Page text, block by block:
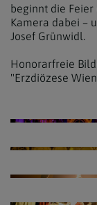
beginnt die
Kamera dabei –
Josef Grünwidl.
Honorarfreie
"Erzdiözese